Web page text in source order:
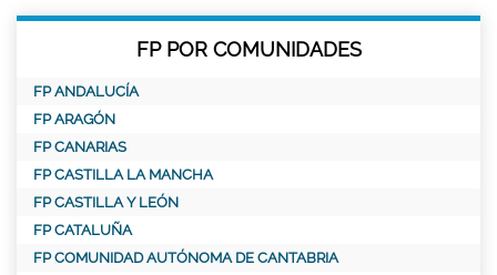
FP POR COMUNIDADES
FP ANDALUCÍA
FP ARAGÓN
FP CANARIAS
FP CASTILLA LA MANCHA
FP CASTILLA Y LEÓN
FP CATALUÑA
FP COMUNIDAD AUTÓNOMA DE CANTABRIA